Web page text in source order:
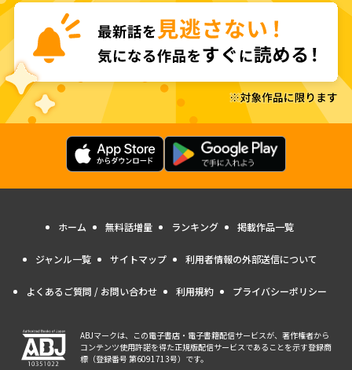
ホーム 無料話増量 ランキング 掲載作品一覧
ジャンル一覧 サイトマップ 利用者情報の外部送信について
よくあるご質問 / お問い合わせ 利用規約 プライバシーポリシー
ABJマークは、この電子書店・電子書籍配信サービスが、著作権者から
コンテンツ使用許諾を得た正規版配信サービスであることを示す登録商
標（登録番号 第6091713号）です。